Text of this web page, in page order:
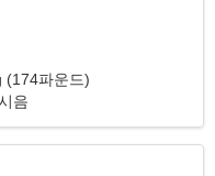
(174파운드)
음